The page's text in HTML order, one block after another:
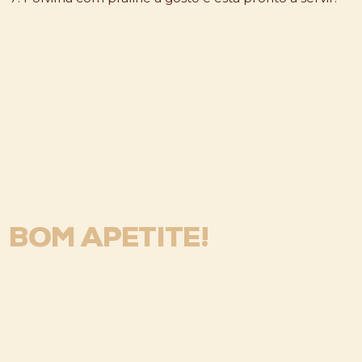
BOM APETITE!